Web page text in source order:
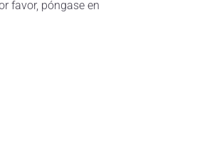
favor, póngase en